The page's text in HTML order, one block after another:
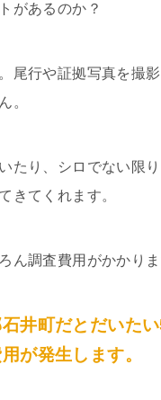
があるのか？
尾行や証拠写真を撮
。
たり、シロでない限
きてくれます。
ん調査費用がかかりま
井町だとだいた
が発生します。